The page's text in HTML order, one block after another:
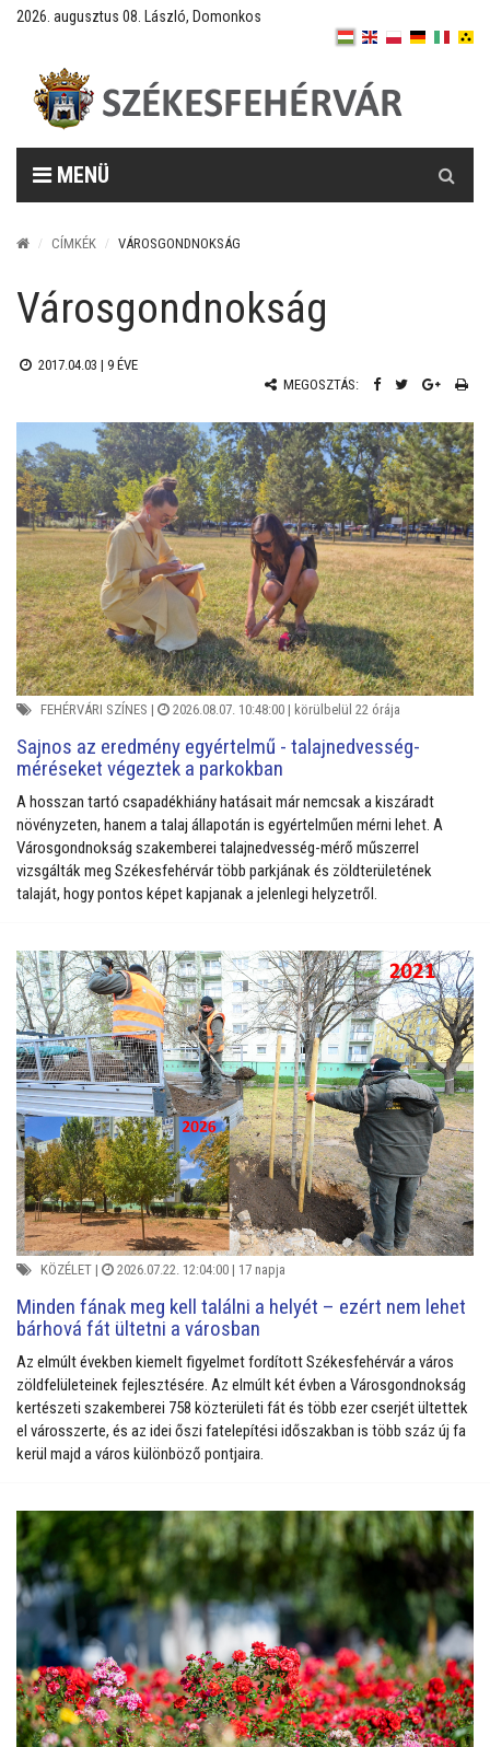
2026. augusztus 08. László, Domonkos
MENÜ
CÍMKÉK VÁROSGONDNOKSÁG
Városgondnokság
2017.04.03 | 9 ÉVE
MEGOSZTÁS:
FEHÉRVÁRI SZÍNES | 2026.08.07. 10:48:00 | körülbelül 22 órája
Sajnos az eredmény egyértelmű - talajnedvesség-
méréseket végeztek a parkokban
A hosszan tartó csapadékhiány hatásait már nemcsak a kiszáradt
növényzeten, hanem a talaj állapotán is egyértelműen mérni lehet. A
Városgondnokság szakemberei talajnedvesség-mérő műszerrel
vizsgálták meg Székesfehérvár több parkjának és zöldterületének
talaját, hogy pontos képet kapjanak a jelenlegi helyzetről.
KÖZÉLET | 2026.07.22. 12:04:00 | 17 napja
Minden fának meg kell találni a helyét – ezért nem lehet
bárhová fát ültetni a városban
Az elmúlt években kiemelt figyelmet fordított Székesfehérvár a város
zöldfelületeinek fejlesztésére. Az elmúlt két évben a Városgondnokság
kertészeti szakemberei 758 közterületi fát és több ezer cserjét ültettek
el városszerte, és az idei őszi fatelepítési időszakban is több száz új fa
kerül majd a város különböző pontjaira.